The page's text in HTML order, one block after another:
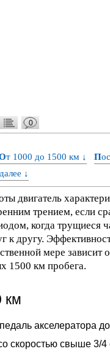
0
От 1000 до 1500 км ↓
↓
двигатель
трением, если
когда трущиеся
к другу.
мере зависит
1500 км пробега.
км
акселератора
скоростью свыше 3/4